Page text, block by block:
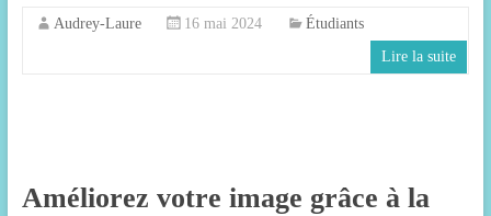
Audrey-Laure 16 mai 2024
Étudiants
Lire la suite
Améliorez votre image grâce à la